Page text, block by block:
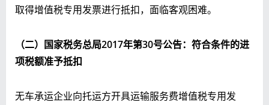
取得增值税专用发票进行抵扣，面临客观困难。
（二）国家税务总局2017年第30号公告：符合条件的进
项税额准予抵扣
无车承运企业向托运方开具运输服务费增值税专用发